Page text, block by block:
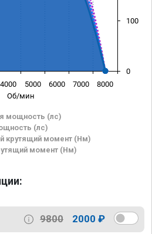
Об/мин
мощность (лс)
(лс)
крутящий момент (Нм)
момент (Нм)
4000 5000 6000 7000 8000
0
100
9800 2000 ₽